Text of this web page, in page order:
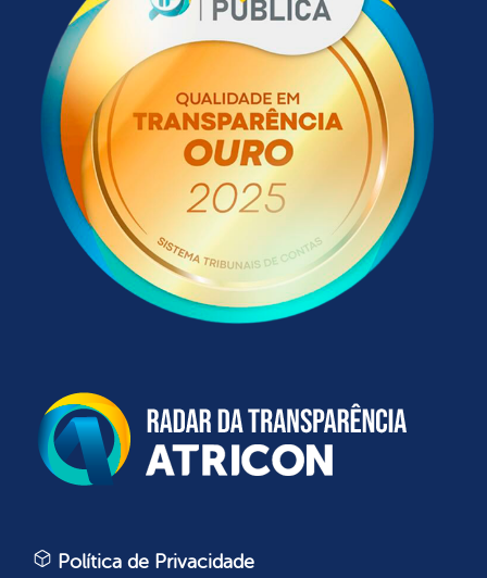
Política de Privacidade